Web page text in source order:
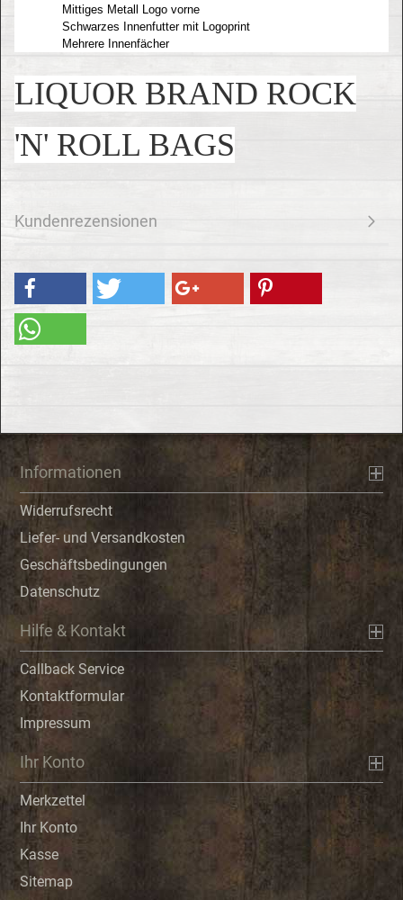
Mittiges Metall Logo vorne
Schwarzes Innenfutter mit Logoprint
Mehrere Innenfächer
LIQUOR BRAND ROCK
'N' ROLL BAGS
Kundenrezensionen
Informationen
Widerrufsrecht
Liefer- und Versandkosten
Geschäftsbedingungen
Datenschutz
Hilfe & Kontakt
Callback Service
Kontaktformular
Impressum
Ihr Konto
Merkzettel
Ihr Konto
Kasse
Sitemap